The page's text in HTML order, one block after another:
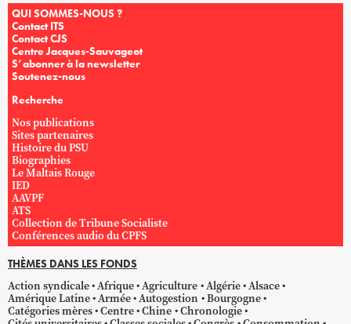
QUI SOMMES-NOUS ?
Contact ITS
Contact CJS
Centre Jacques-Sauvageot
S’abonner à la newsletter
Soutenez-nous
Recherche
Nos publications
Sites partenaires
Histoire du PSU
Biographies
Le Maltais Rouge
IED
AAVPF
ATS
Collection de Tribune Socialiste
Conférences audio du CPFS
THÈMES DANS LES FONDS
Action syndicale Afrique Agriculture Algérie Alsace
Amérique Latine Armée Autogestion
Bourgogne
Catégories mères Centre Chine Chronologie